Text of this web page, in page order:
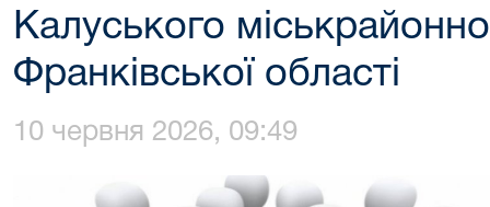
Калуського
Франківської області
10 червня 2026, 09:49